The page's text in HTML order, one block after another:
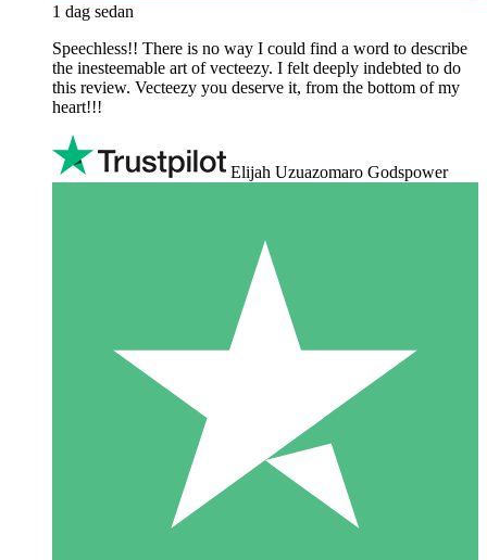
1 dag sedan
Speechless!! There is no way I could find a word to describe
the inesteemable art of vecteezy. I felt deeply indebted to do
this review. Vecteezy you deserve it, from the bottom of my
heart!!!
Elijah Uzuazomaro Godspower